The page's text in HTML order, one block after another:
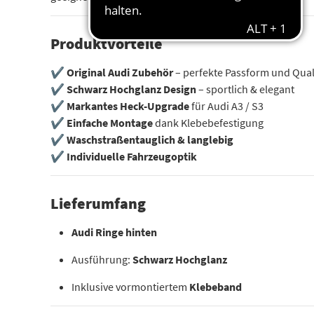
Produktvorteile
✔ Original Audi Zubehör– perfekte Passform und
✔ Schwarz Hochglanz Design– sportlich & elegant
✔ Markantes Heck-Upgradefür Audi A3 / S3
✔ Einfache Montagedank Klebebefestigung
✔ Waschstraßentauglich & langlebig
✔ Individuelle Fahrzeugoptik
Lieferumfang
Audi Ringe hinten
Ausführung: Schwarz Hochglanz
Inklusive vormontiertem Klebeband